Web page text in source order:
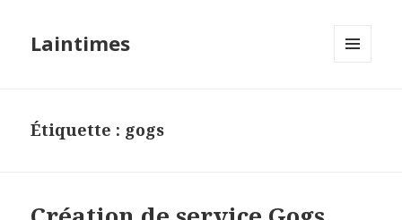
Laintimes
Étiquette : gogs